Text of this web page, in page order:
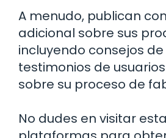
A menudo, publican
adicional sobre sus
incluyendo consejos de
testimonios de
sobre su proceso de
No dudes en visitar